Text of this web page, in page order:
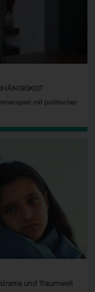
mit politischer
und Traumwelt